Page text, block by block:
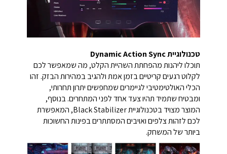
טכנולוגיית Dynamic Action Sync
תוכלו ליהנות מהפחתת השהיית הקלט, מה שמאפשר לכם
לקלוט רגעים קריטיים בזמן אמת ולהגיב במהירות הבזק. זהו
הכלי האולטימטיבי לגיימרים שמחפשים יתרון תחרותי,
ומבטיח שתמיד תהיו צעד אחד לפני המתחרים. בנוסף,
המוצר מצויד בטכנולוגיית Black Stabilizer, המאפשרת
לכם לזהות צלפים ואויבים המסתתרים בפינות החשוכות
ביותר של המשחק.